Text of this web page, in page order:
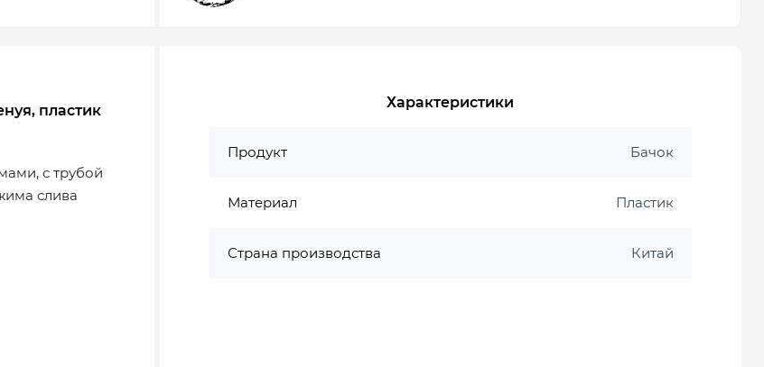
пластик
с трубой
слива
Характеристики
Продукт Бачок
Материал Пластик
Страна производства Китай